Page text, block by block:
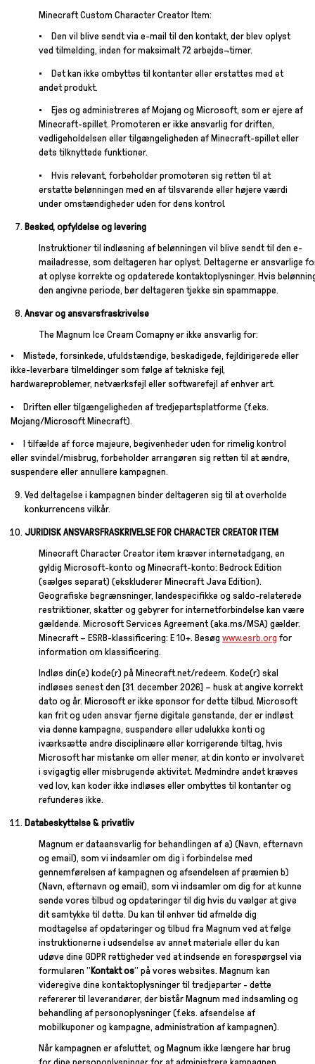
Minecraft Custom Character Creator Item:
Den vil blive sendt via e-mail til den kontakt, der blev oplyst
ved tilmelding, inden for maksimalt 72 arbejds¬timer.
Det kan ikke ombyttes til kontanter eller erstattes med et
andet produkt.
Ejes og administreres af Mojang og Microsoft, som er ejere af
Minecraft-spillet. Promoteren er ikke ansvarlig for driften,
vedligeholdelsen eller tilgængeligheden af Minecraft-spillet eller
dets tilknyttede funktioner.
Hvis relevant, forbeholder promoteren sig retten til at
erstatte belønningen med en af tilsvarende eller højere værdi
under omstændigheder uden for dens kontrol.
Besked, opfyldelse og levering
Instruktioner til indløsning af belønningen vil blive sendt til den e-
mailadresse, som deltageren har oplyst. Deltagerne er ansvarlige
at oplyse korrekte og opdaterede kontaktoplysninger. Hvis
den angivne periode, bør deltageren tjekke sin spammappe.
Ansvar og ansvarsfraskrivelse
The Magnum Ice Cream Comapny er ikke ansvarlig for:
Mistede, forsinkede, ufuldstændige, beskadigede, fejldirigerede eller
ikke-leverbare tilmeldinger som følge af tekniske fejl,
hardwareproblemer, netværksfejl eller softwarefejl af enhver art.
Driften eller tilgængeligheden af tredjepartsplatforme (f.eks.
Mojang/Microsoft Minecraft).
I tilfælde af force majeure, begivenheder uden for rimelig kontrol
eller svindel/misbrug, forbeholder arrangøren sig retten til at ændre,
suspendere eller annullere kampagnen.
Ved deltagelse i kampagnen binder deltageren sig til at overholde
konkurrencens vilkår.
JURIDISK ANSVARSFRASKRIVELSE FOR CHARACTER CREATOR ITEM
Minecraft Character Creator item kræver internetadgang, en
gyldig Microsoft-konto og Minecraft-konto: Bedrock Edition
(sælges separat) (ekskluderer Minecraft Java Edition).
Geografiske begrænsninger, landespecifikke og saldo-relaterede
restriktioner, skatter og gebyrer for internetforbindelse kan være
gældende. Microsoft Services Agreement (aka.ms/MSA) gælder.
Minecraft – ESRB-klassificering: E 10+. Besøg www.esrb.org for
information om klassificering.
Indløs din(e) kode(r) på Minecraft.net/redeem. Kode(r) skal
indløses senest den [31. december 2026] – husk at angive korrekt
dato og år. Microsoft er ikke sponsor for dette tilbud. Microsoft
kan frit og uden ansvar fjerne digitale genstande, der er indløst
via denne kampagne, suspendere eller udelukke konti og
iværksætte andre disciplinære eller korrigerende tiltag, hvis
Microsoft har mistanke om eller mener, at din konto er involveret
i svigagtig eller misbrugende aktivitet. Medmindre andet kræves
ved lov, kan koder ikke indløses eller ombyttes til kontanter og
refunderes ikke.
Databeskyttelse & privatliv
Magnum er dataansvarlig for behandlingen af a) (Navn, efternavn
og email), som vi indsamler om dig i forbindelse med
gennemførelsen af kampagnen og afsendelsen af præmien b)
(Navn, efternavn og email), som vi indsamler om dig for at kunne
sende vores tilbud og opdateringer til dig hvis du vælger at give
dit samtykke til dette. Du kan til enhver tid afmelde dig
modtagelse af opdateringer og tilbud fra Magnum ved at følge
instruktionerne i udsendelse av annet materiale eller du kan
udøve dine GDPR rettigheder ved at indsende en forespørgsel via
formularen "Kontakt os" på vores websites. Magnum kan
videregive dine kontaktoplysninger til tredjeparter - dette
refererer til leverandører, der bistår Magnum med indsamling og
behandling af personoplysninger (f.eks. afsendelse af
mobilkuponer og kampagne, administration af kampagnen).
Når kampagnen er afsluttet, og Magnum ikke længere har brug
for dine personoplysninger for at administrere kampagnen,